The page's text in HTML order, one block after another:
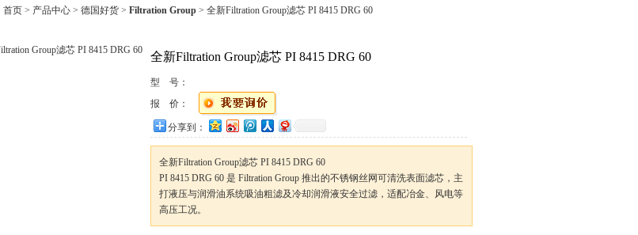
首页 > 产品中心 > 德国好货 > Filtration Group > 全新Filtration Group滤芯 PI 8415 DRG 60
全新Filtration Group滤芯 PI 8415 DRG 60
型 号：
报 价：
分享到：
全新Filtration Group滤芯 PI 8415 DRG 60
PI 8415 DRG 60 是 Filtration Group 推出的不锈钢丝网可清洗表面滤芯，主
打液压与润滑油系统吸油粗滤及冷却润滑液安全过滤，适配冶金、风电等
高压工况。